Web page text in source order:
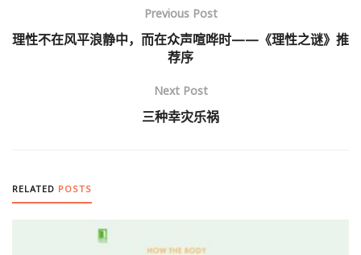
Previous Post
理性不在风平浪静中，而在众声喧哗时——《理性之谜》推
荐序
Next Post
三种幸灾乐祸
RELATED POSTS